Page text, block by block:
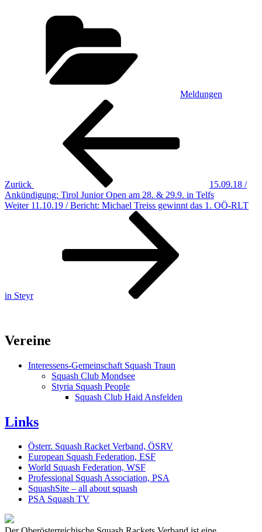
Meldungen
Beitragsnavigation
Zurück
15.09.18 /
Ankündigung: Tirol Junior Open am 28. & 29.9. in Telfs
Nächster
Weiter 11.10.19 / Bericht: Michael Treiss gewinnt das 1. OÖ-RLT
in Steyr
Vereine
Interessens-Gemeinschaft Squash Traun
Squash Club Mondsee
Styria Squash People
Squash Club Haid Ansfelden
Links
Österr. Squash Racket Verband, ÖSRV
European Squash Federation, ESF
World Squash Federation, WSF
Professional Squash Association, PSA
SquashSite – all about squash
PSA Squash TV